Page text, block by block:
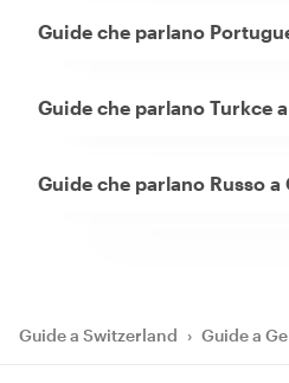
Guide che parlano
Guide che parlano Turkce
Guide che parlano Russo a
Guide a Switzerland › Guide a